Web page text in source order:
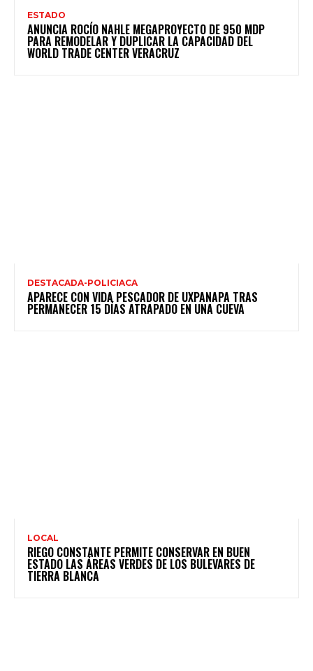
ESTADO
ANUNCIA ROCÍO NAHLE MEGAPROYECTO DE 950 MDP
PARA REMODELAR Y DUPLICAR LA CAPACIDAD DEL
WORLD TRADE CENTER VERACRUZ
DESTACADA-POLICIACA
APARECE CON VIDA PESCADOR DE UXPANAPA TRAS
PERMANECER 15 DÍAS ATRAPADO EN UNA CUEVA
LOCAL
RIEGO CONSTANTE PERMITE CONSERVAR EN BUEN
ESTADO LAS ÁREAS VERDES DE LOS BULEVARES DE
TIERRA BLANCA